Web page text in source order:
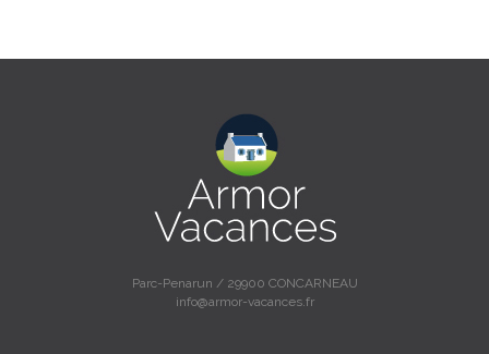
Parc-Penarun / 29900 CONCARNEAU
info@armor-vacances.fr